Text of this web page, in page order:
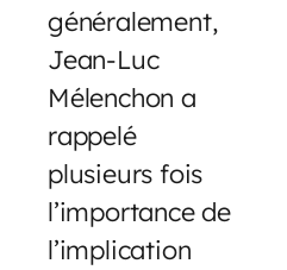
généralement,
Jean-Luc
Mélenchon a
rappelé
plusieurs fois
l’importance de
l’implication